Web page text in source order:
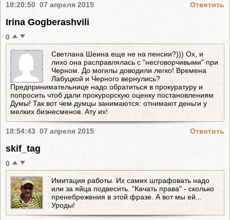
18:20:50 07 апреля 2015 Ответить
Irina Gogberashvili
0
Светлана Шеина еще не на пенсии?))) Ох, и
лихо она расправлялась с "несговорчивыми" при
Черном. До могилы доводили легко! Времена
Лабуцкой и Черного вернулись?
Предпринимательнице надо обратиться в прокуратуру и
попросить чтоб дали прокурорскую оценку постановлениям
Думы! Так вот чем думцы занимаются: отнимают деньги у
мелких бизнесменов. Ату их!
18:54:43 07 апреля 2015 Ответить
skif_tag
0
Имитация работы. Их самих штрафовать надо
или за яйца подвесить. "Качать права" - сколько
пренебрежения в этой фразе. А вот мы ей...
Уроды!